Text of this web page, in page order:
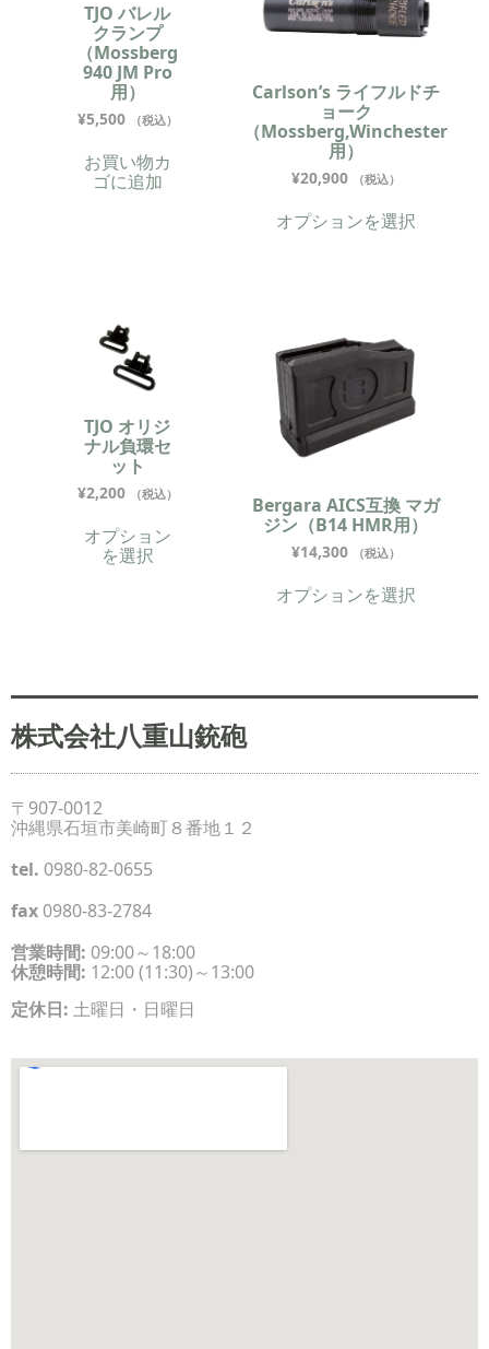
TJO バレル
クランプ
（Mossberg
940 JM Pro
用）
¥5,500 （税込）
お買い物カ
ゴに追加
Carlson’s ライフルドチ
ョーク
（Mossberg,Winchester
用）
¥20,900 （税込）
オプションを選択
TJO オリジ
ナル負環セ
ット
¥2,200 （税込）
オプション
を選択
Bergara AICS互換 マガ
ジン（B14 HMR用）
¥14,300 （税込）
オプションを選択
株式会社八重山銃砲
〒907-0012
沖縄県石垣市美崎町８番地１２
tel. 0980-82-0655
fax 0980-83-2784
営業時間: 09:00～18:00
休憩時間: 12:00 (11:30)～13:00
定休日: 土曜日・日曜日